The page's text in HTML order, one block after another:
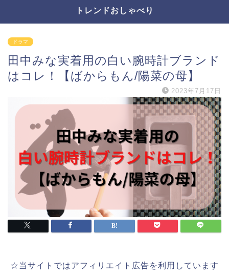
トレンドおしゃべり
ドラマ
田中みな実着用の白い腕時計ブランド
はコレ！【ばからもん/陽菜の母】
2023年7月17日
☆当サイトではアフィリエイト広告を利用しています